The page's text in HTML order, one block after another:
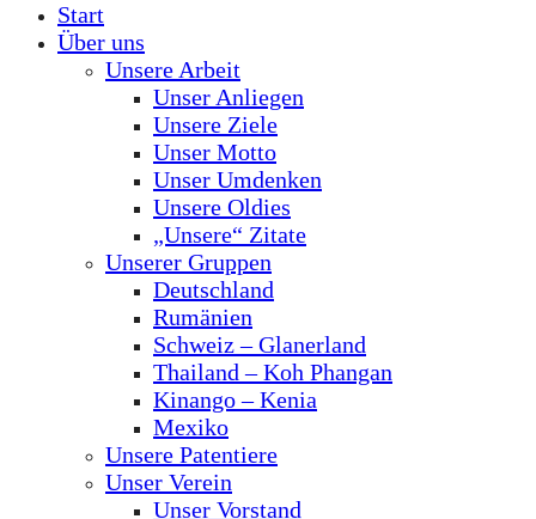
Start
Über uns
Unsere Arbeit
Unser Anliegen
Unsere Ziele
Unser Motto
Unser Umdenken
Unsere Oldies
„Unsere“ Zitate
Unserer Gruppen
Deutschland
Rumänien
Schweiz – Glanerland
Thailand – Koh Phangan
Kinango – Kenia
Mexiko
Unsere Patentiere
Unser Verein
Unser Vorstand